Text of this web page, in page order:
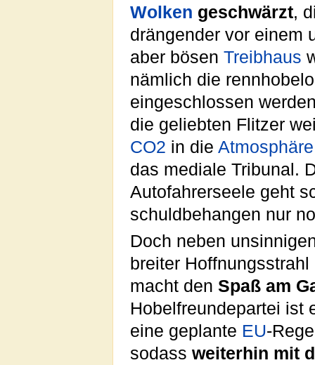
Wolken geschwärzt,
drängender vor einem
aber bösen Treibhaus
nämlich die
eingeschlossen
die geliebten Flitzer
CO2 in die Atmosphäre
das mediale Tribunal.
Autofahrerseele geht
schuldbehangen nur
Doch neben
breiter
macht den Spaß am
Hobelfreundepartei ist
eine geplante EU-
sodass weiterhin mit